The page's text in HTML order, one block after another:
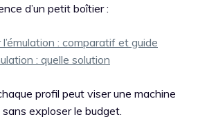
d’un petit boîtier :
: comparatif et guide
: quelle solution
profil peut viser une machine
exploser le budget.